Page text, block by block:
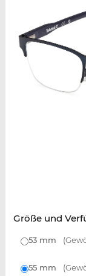
Größe und
53 mm
55 mm